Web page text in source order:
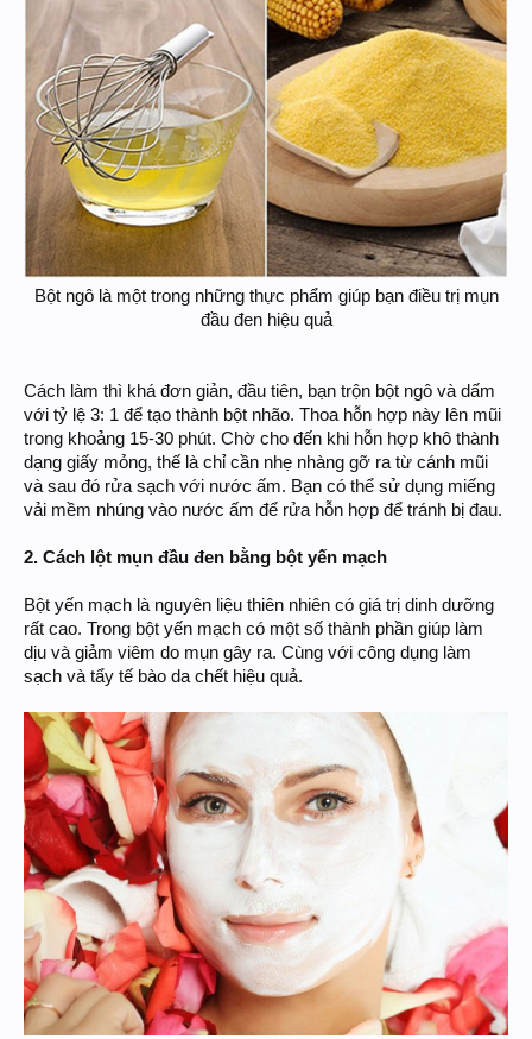
Bột ngô là một trong những thực phẩm giúp bạn điều trị mụn
đầu đen hiệu quả
Cách làm thì khá đơn giản, đầu tiên, bạn trộn bột ngô và dấm
với tỷ lệ 3: 1 để tạo thành bột nhão. Thoa hỗn hợp này lên mũi
trong khoảng 15-30 phút. Chờ cho đến khi hỗn hợp khô thành
dạng giấy mỏng, thế là chỉ cần nhẹ nhàng gỡ ra từ cánh mũi
và sau đó rửa sạch với nước ấm. Bạn có thể sử dụng miếng
vải mềm nhúng vào nước ấm để rửa hỗn hợp để tránh bị đau.
2. Cách lột mụn đầu đen bằng bột yến mạch
Bột yến mạch là nguyên liệu thiên nhiên có giá trị dinh dưỡng
rất cao. Trong bột yến mạch có một số thành phần giúp làm
dịu và giảm viêm do mụn gây ra. Cùng với công dụng làm
sạch và tẩy tế bào da chết hiệu quả.